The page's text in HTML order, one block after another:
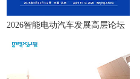
2026智能电动汽车发展高层论坛